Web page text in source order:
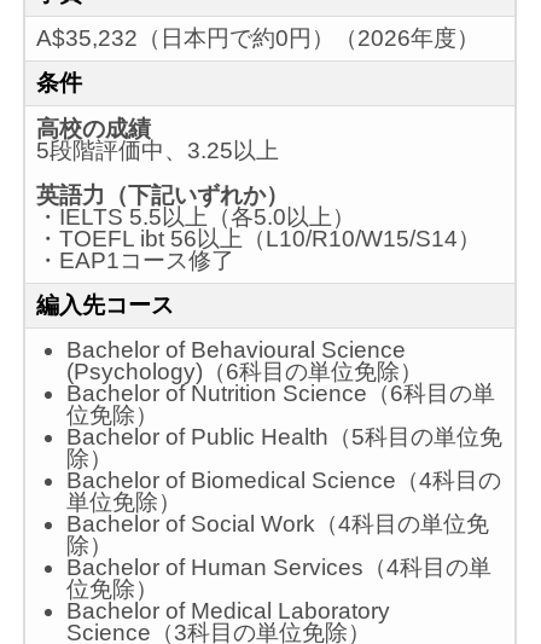
A$35,232（日本円で約0円）（2026年度）
条件
高校の成績
5段階評価中、3.25以上
英語力（下記いずれか）
・IELTS 5.5以上（各5.0以上）
・TOEFL ibt 56以上（L10/R10/W15/S14）
・EAP1コース修了
編入先コース
Bachelor of Behavioural Science
(Psychology)（6科目の単位免除）
Bachelor of Nutrition Science（6科目の単
位免除）
Bachelor of Public Health（5科目の単位免
除）
Bachelor of Biomedical Science（4科目の
単位免除）
Bachelor of Social Work（4科目の単位免
除）
Bachelor of Human Services（4科目の単
位免除）
Bachelor of Medical Laboratory
Science（3科目の単位免除）